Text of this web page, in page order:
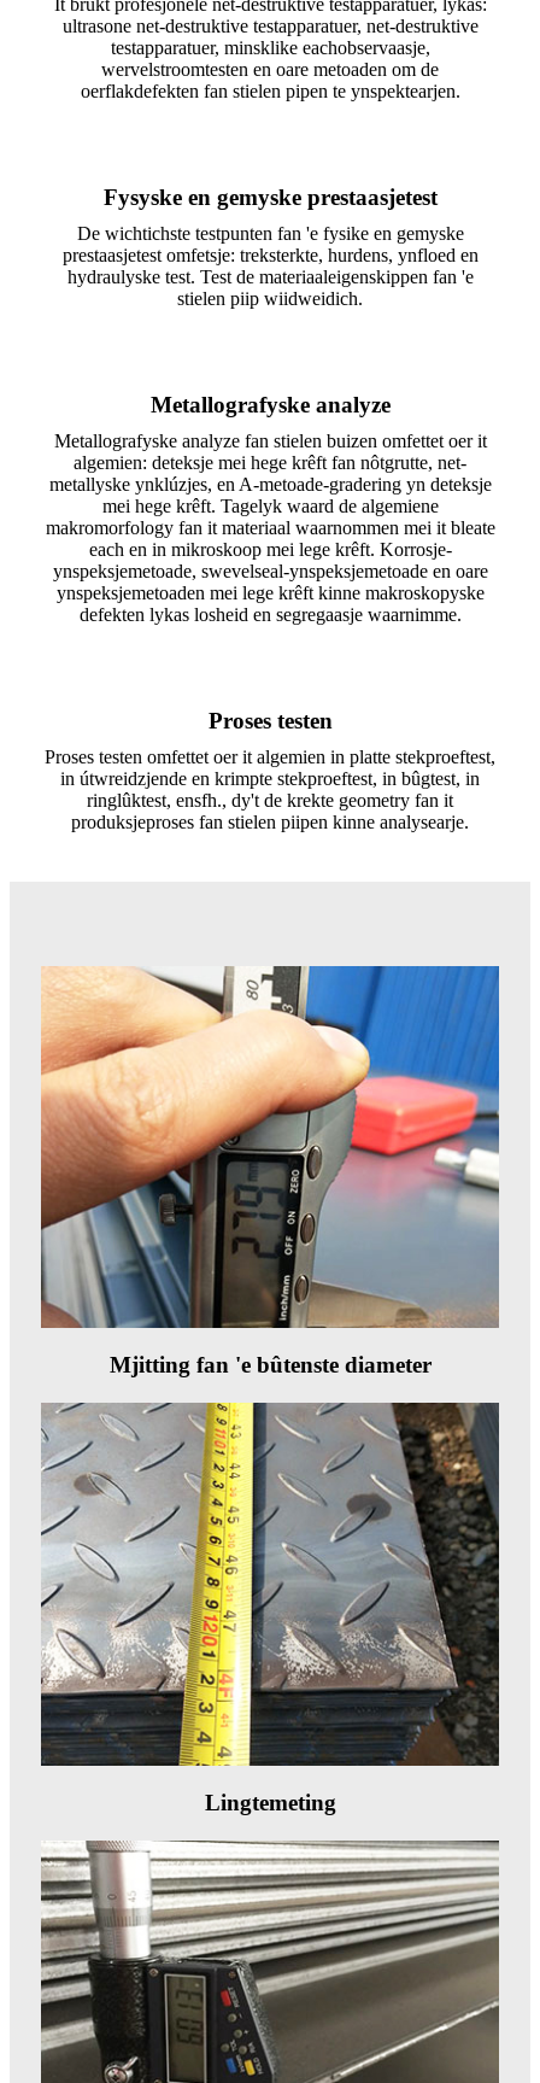
ultrasone net-destruktive testapparatuer, net-destruktive
testapparatuer, minsklike eachobservaasje,
wervelstroomtesten en oare metoaden om de
oerflakdefekten fan stielen pipen te ynspektearjen.
Fysyske en gemyske prestaasjetest
De wichtichste testpunten fan 'e fysike en gemyske
prestaasjetest omfetsje: treksterkte, hurdens, ynfloed en
hydraulyske test. Test de materiaaleigenskippen fan 'e
stielen piip wiidweidich.
Metallografyske analyze
Metallografyske analyze fan stielen buizen omfettet oer it
algemien: deteksje mei hege krêft fan nôtgrutte, net-
metallyske ynklúzjes, en A-metoade-gradering yn deteksje
mei hege krêft. Tagelyk waard de algemiene
makromorfology fan it materiaal waarnommen mei it bleate
each en in mikroskoop mei lege krêft. Korrosje-
ynspeksjemetoade, swevelseal-ynspeksjemetoade en oare
ynspeksjemetoaden mei lege krêft kinne makroskopyske
defekten lykas losheid en segregaasje waarnimme.
Proses testen
Proses testen omfettet oer it algemien in platte stekproeftest,
in útwreidzjende en krimpte stekproeftest, in bûgtest, in
ringlûktest, ensfh., dy't de krekte geometry fan it
produksjeproses fan stielen piipen kinne analysearje.
Mjitting fan 'e bûtenste diameter
Lingtemeting